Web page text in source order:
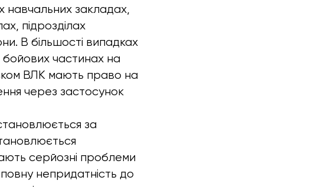
закладах,
підрозділах
В більшості випадках
частинах на
ВЛК мають право на
через застосунок
за
серйозні проблеми
непридатність до